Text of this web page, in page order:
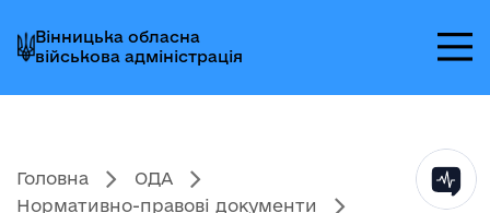
до
головного
меню
до
головного
вмісту
до
головного
колонтитула
Вінницька обласна
військова адміністрація
Головна
ОДА
Нормативно-правові документи